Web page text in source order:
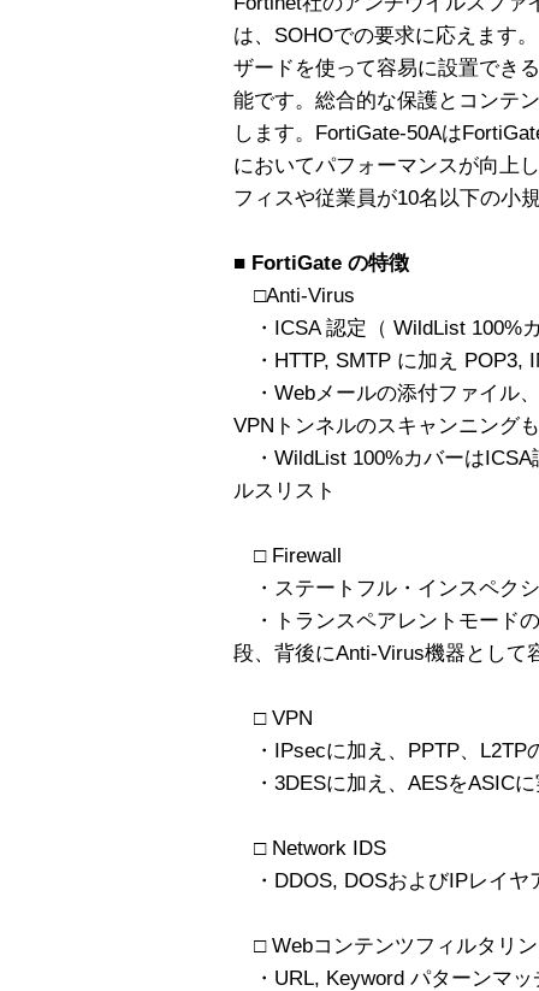
は、SOHOでの要求に応えます
ザードを使って容易に設置でき
能です。総合的な保護とコンテ
します。FortiGate-50Aは
においてパフォーマンスが向上
フィスや従業員が10名以下の小
■ FortiGate の特徴
□Anti-Virus
・ICSA 認定（ WildList 100%
・HTTP, SMTP に加え POP3,
・Webメールの添付ファイル
VPNトンネルのスキャンニング
・WildList 100%カバーはICSA
ルスリスト
□ Firewall
・ステートフル・インスペク
・トランスペアレントモード
段、背後にAnti-Virus機器として
□ VPN
・IPsecに加え、PPTP、L2TP
・3DESに加え、AESをASIC
□ Network IDS
・DDOS, DOSおよびIPレイヤ
□ Webコンテンツフィルタリ
・URL, Keyword パターンマ